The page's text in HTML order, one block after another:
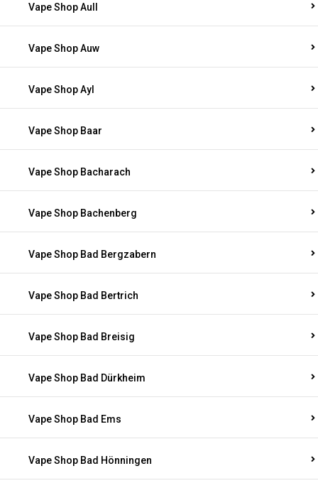
Vape Shop Aull
Vape Shop Auw
Vape Shop Ayl
Vape Shop Baar
Vape Shop Bacharach
Vape Shop Bachenberg
Vape Shop Bad Bergzabern
Vape Shop Bad Bertrich
Vape Shop Bad Breisig
Vape Shop Bad Dürkheim
Vape Shop Bad Ems
Vape Shop Bad Hönningen